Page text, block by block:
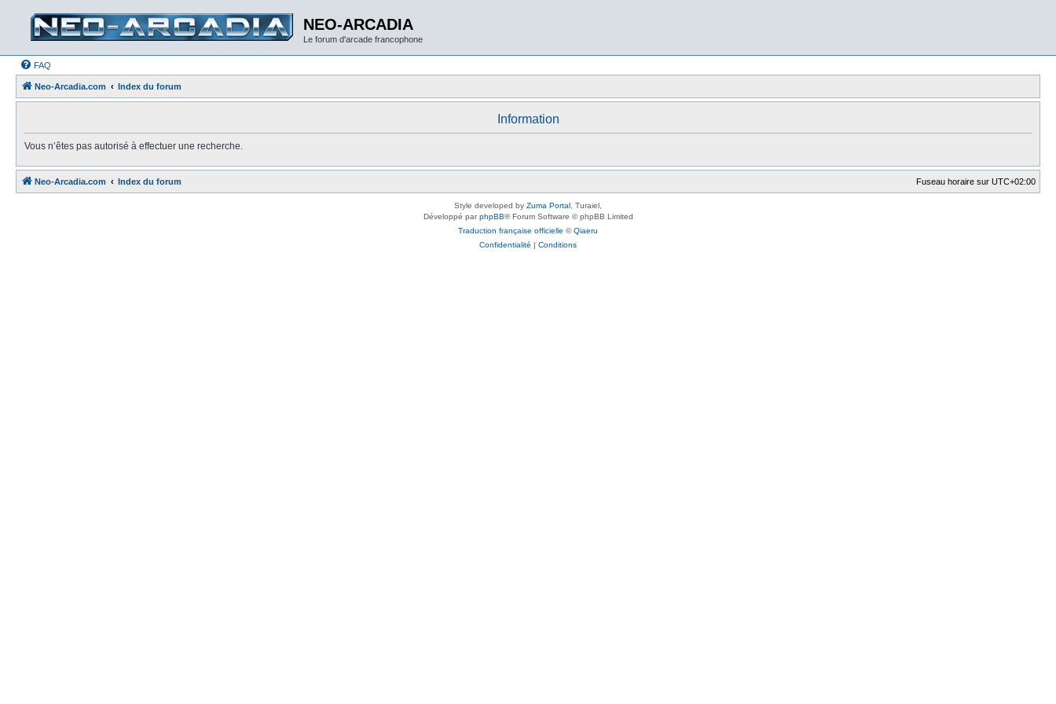
NEO-ARCADIA
Le forum d'arcade francophone
FAQ
Neo-Arcadia.com Index du forum
Information
Vous n’êtes pas autorisé à effectuer une recherche.
Neo-Arcadia.com Index du forum Fuseau horaire sur UTC+02:00
Style developed by Zuma Portal , Turaiel,
Développé parphpBB® Forum Software © phpBB Limited
Traduction française officielle ©Qiaeru
Confidentialité | Conditions